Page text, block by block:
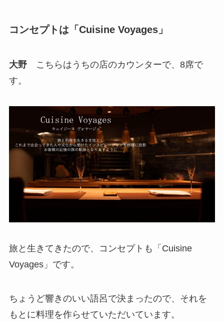
コンセプトは「Cuisine Voyages」
大野
こちらはうちの店のカウンターで、8席で
す。
旅と生きてきたので、コンセプトも「Cuisine
Voyages」です。
ちょうど響きのいい語呂で決まったので、それを
もとに料理を作らせていただいています。